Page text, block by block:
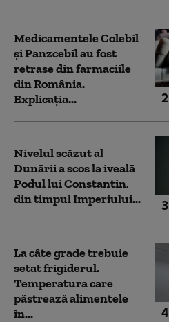
2
Medicamentele Colebil
și Panzcebil au fost
retrase din farmaciile
din România.
Explicația...
3
Nivelul scăzut al
Dunării a scos la iveală
Podul lui Constantin,
din timpul Imperiului...
4
La câte grade trebuie
setat frigiderul.
Temperatura care
păstrează alimentele
în...